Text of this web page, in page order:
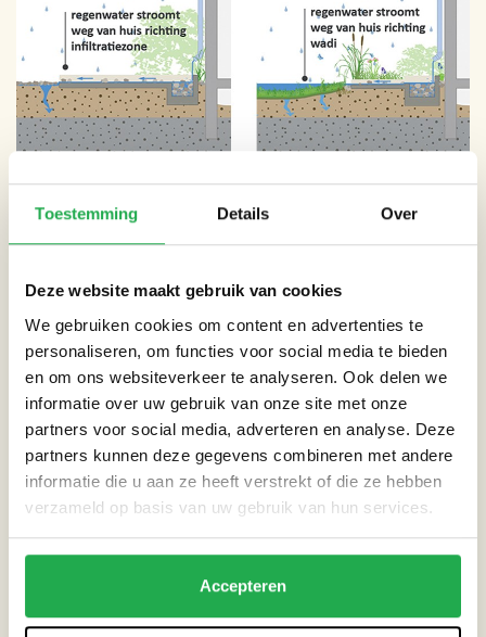
Toestemming Details Over
Deze website maakt gebruik van cookies
We gebruiken cookies om content en advertenties te
personaliseren, om functies voor social media te bieden
en om ons websiteverkeer te analyseren. Ook delen we
informatie over uw gebruik van onze site met onze
partners voor social media, adverteren en analyse. Deze
partners kunnen deze gegevens combineren met andere
informatie die u aan ze heeft verstrekt of die ze hebben
verzameld op basis van uw gebruik van hun services.
Accepteren
afstroming richting infiltratiestrook of wadi. ©Atelier
HANDIGE LINKS
Gamma – Regenton plaatsen
Melbourne Water – Downpipe diversion
Trewatin B.V. – HA Steen - hemelwater afkoppelsteen
Waterblock – TAS – trottoir afkoppelsteen
Luuk Wiehink – Waterspuwer (voor kinderen)